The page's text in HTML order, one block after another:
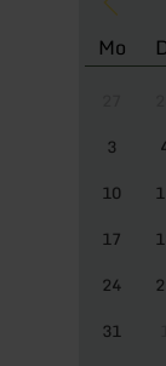
Mo
3
10
17
24
31